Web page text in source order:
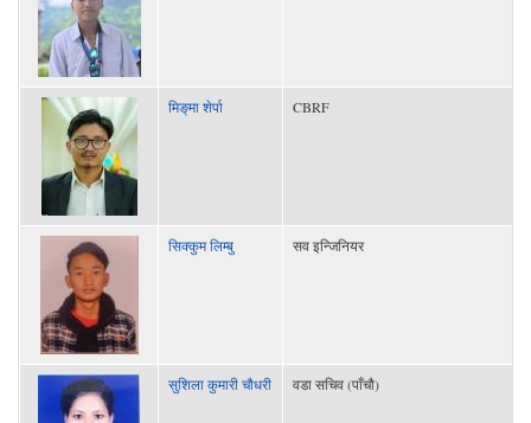
मिङ्‌मा शेर्पा CBRF
सिक्कुम लिम्बु सव इन्जिनियर
सुशिला कुमारी चौधरी वडा सचिव (पाँचौ)